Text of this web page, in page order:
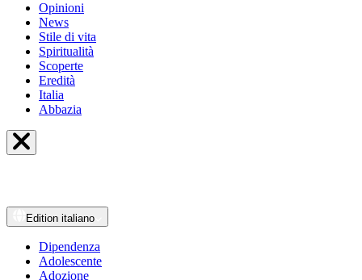
Opinioni
News
Stile di vita
Spiritualità
Scoperte
Eredità
Italia
Abbazia
Edition italiano
Dipendenza
Adolescente
Adozione